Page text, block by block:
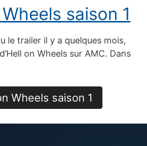
saison 1
le trailer il y a quelques mois,
on Wheels sur AMC. Dans
Wheels saison 1